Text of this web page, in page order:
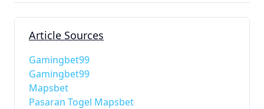
yang diakui UNESCO.
Article Sources
Gamingbet99
Gamingbet99
Mapsbet
Pasaran Togel Mapsbet